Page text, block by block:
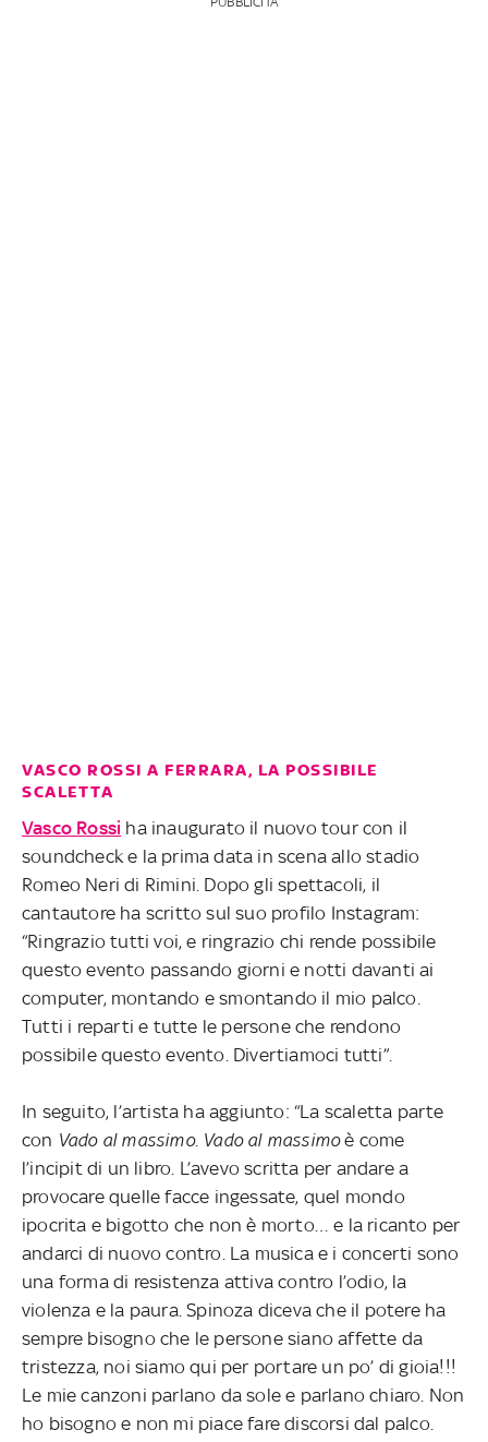
VASCO ROSSI A FERRARA, LA POSSIBILE
SCALETTA
Vasco Rossi ha inaugurato il nuovo tour con il
soundcheck e la prima data in scena allo stadio
Romeo Neri di Rimini. Dopo gli spettacoli, il
cantautore ha scritto sul suo profilo Instagram:
“Ringrazio tutti voi, e ringrazio chi rende possibile
questo evento passando giorni e notti davanti ai
computer, montando e smontando il mio palco.
Tutti i reparti e tutte le persone che rendono
possibile questo evento. Divertiamoci tutti”.
In seguito, l’artista ha aggiunto: “La scaletta parte
con Vado al massimo. Vado al massimoè come
l’incipit di un libro. L’avevo scritta per andare a
provocare quelle facce ingessate, quel mondo
ipocrita e bigotto che non è morto… e la ricanto per
andarci di nuovo contro. La musica e i concerti sono
una forma di resistenza attiva contro l’odio, la
violenza e la paura. Spinoza diceva che il potere ha
sempre bisogno che le persone siano affette da
tristezza, noi siamo qui per portare un po’ di gioia!!!
Le mie canzoni parlano da sole e parlano chiaro. Non
ho bisogno e non mi piace fare discorsi dal palco.